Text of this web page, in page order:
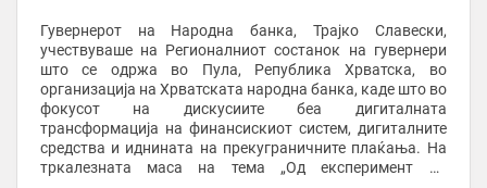
Гувернерот на Народна банка, Трајко Славески,
учествуваше на Регионалниот состанок на гувернери
што се одржа во Пула, Република Хрватска, во
организација на Хрватската народна банка, каде што во
фокусот на дискусиите беа дигиталната
трансформација на финансискиот систем, дигиталните
средства и иднината на прекуграничните плаќања. На
тркалезната маса на тема „Од експеримент до